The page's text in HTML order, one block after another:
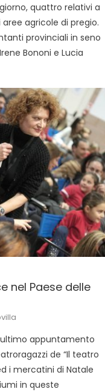
quattro relativi a
aree agricole di pregio.
provinciali in seno
Bononi e Lucia
nel Paese delle
appuntamento
de “Il teatro
i mercatini di Natale
in queste